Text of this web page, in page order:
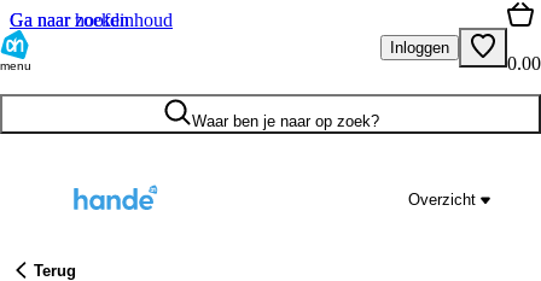
Ga naar hoofdinhoud
Ga naar zoeken
menu
Inloggen
0.00
Waar ben je naar op zoek?
Overzicht
Terug